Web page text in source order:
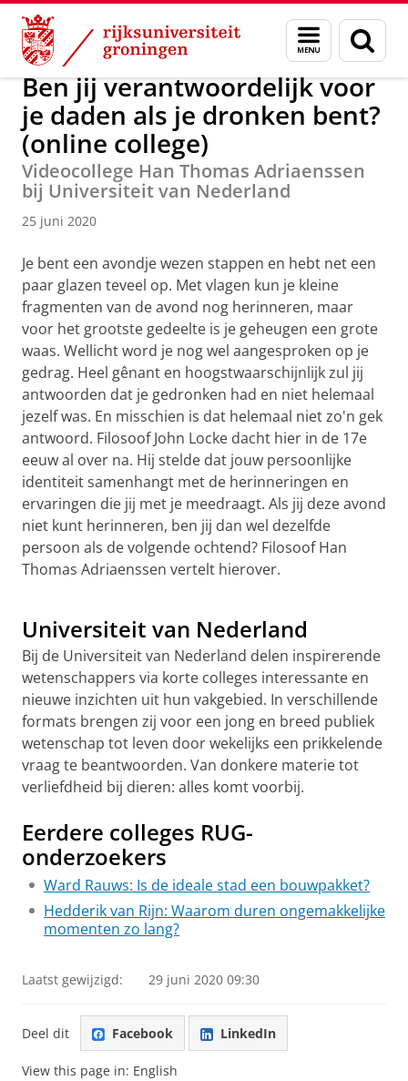
Skip
Content
Skip
Navigation
Menu
en
zoeken
Over ons Actueel Nieuws Nieuwsberichten
Ben jij verantwoordelijk voor
je daden als je dronken bent?
(online college)
Videocollege Han Thomas Adriaenssen
bij Universiteit van Nederland
25 juni 2020
Je bent een avondje wezen stappen en hebt net een
paar glazen teveel op. Met vlagen kun je kleine
fragmenten van de avond nog herinneren, maar
voor het grootste gedeelte is je geheugen een grote
waas. Wellicht word je nog wel aangesproken op je
gedrag. Heel gênant en hoogstwaarschijnlijk zul jij
antwoorden dat je gedronken had en niet helemaal
jezelf was. En misschien is dat helemaal niet zo'n gek
antwoord. Filosoof John Locke dacht hier in de 17e
eeuw al over na. Hij stelde dat jouw persoonlijke
identiteit samenhangt met de herinneringen en
ervaringen die jij met je meedraagt. Als jij deze avond
niet kunt herinneren, ben jij dan wel dezelfde
persoon als de volgende ochtend? Filosoof Han
Thomas Adriaenssen vertelt hierover.
Universiteit van Nederland
Bij de Universiteit van Nederland delen inspirerende
wetenschappers via korte colleges interessante en
nieuwe inzichten uit hun vakgebied. In verschillende
formats brengen zij voor een jong en breed publiek
wetenschap tot leven door wekelijks een prikkelende
vraag te beantwoorden. Van donkere materie tot
verliefdheid bij dieren: alles komt voorbij.
Eerdere colleges RUG-
onderzoekers
Ward Rauws: Is de ideale stad een bouwpakket?
Hedderik van Rijn: Waarom duren ongemakkelijke
momenten zo lang?
Laatst gewijzigd: 29 juni 2020 09:30
Deel dit Facebook LinkedIn
View this page in: English